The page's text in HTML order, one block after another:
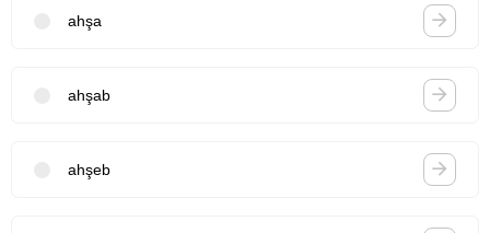
ahşa
ahşab
ahşeb